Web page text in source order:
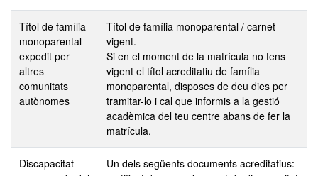
Títol de família
monoparental
expedit per
altres
comunitats
autònomes
Títol de família monoparental / carnet
vigent.
Si en el moment de la matrícula no tens
vigent el títol acreditatiu de família
monoparental, disposes de deu dies per
tramitar-lo i cal que informis a la gestió
acadèmica del teu centre abans de fer la
matrícula.
Discapacitat
Un dels següents documents acreditatius: